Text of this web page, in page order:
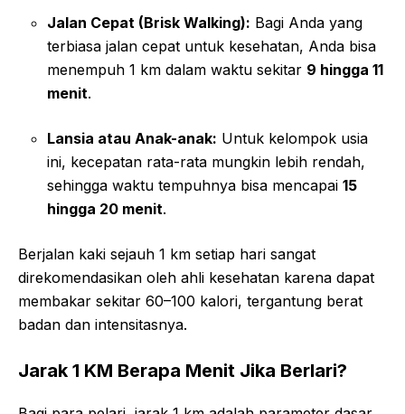
Jalan Cepat (Brisk Walking): Bagi Anda yang
terbiasa jalan cepat untuk kesehatan, Anda bisa
menempuh 1 km dalam waktu sekitar 9 hingga 11
menit.
Lansia atau Anak-anak: Untuk kelompok usia
ini, kecepatan rata-rata mungkin lebih rendah,
sehingga waktu tempuhnya bisa mencapai 15
hingga 20 menit.
Berjalan kaki sejauh 1 km setiap hari sangat
direkomendasikan oleh ahli kesehatan karena dapat
membakar sekitar 60–100 kalori, tergantung berat
badan dan intensitasnya.
Jarak 1 KM Berapa Menit Jika Berlari?